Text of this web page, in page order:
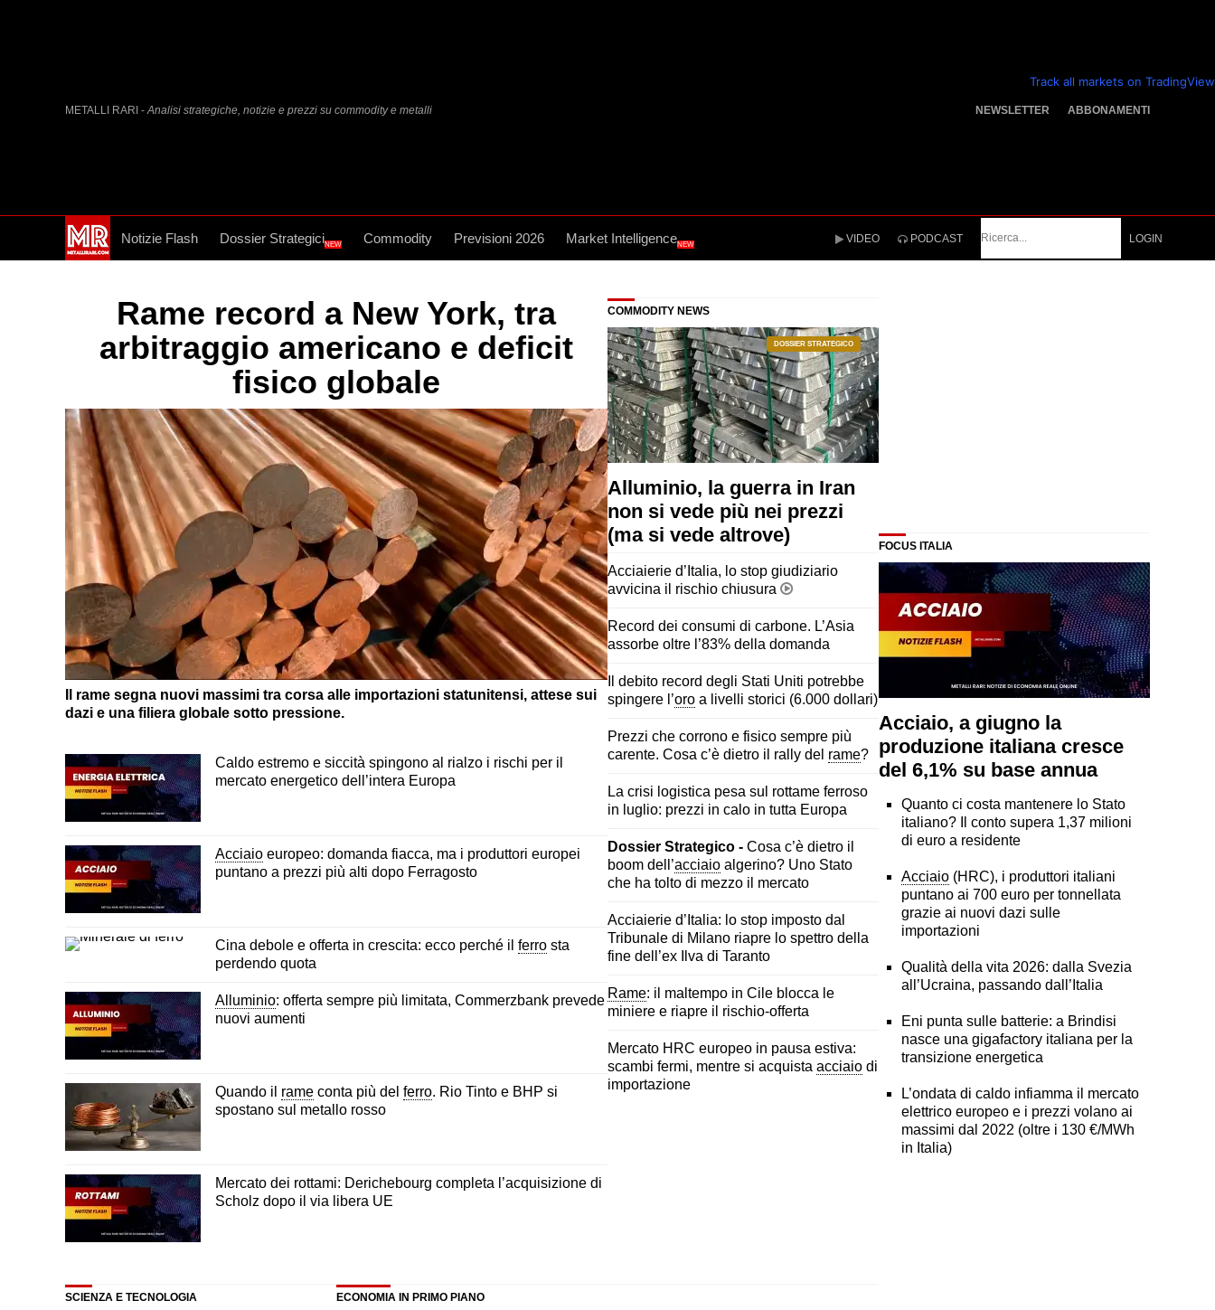
Track all markets on TradingView
METALLI RARI -Analisi strategiche, notizie e prezzi su commodity e metalli NEWSLETTER ABBONAMENTI
Notizie Flash Dossier StrategiciNEW Commodity Previsioni 2026 Market IntelligenceNEW VIDEO PODCAST
LOGIN
Rame record a New York, tra
arbitraggio americano e deficit
fisico globale
Il rame segna nuovi massimi tra corsa alle importazioni statunitensi, attese sui
dazi e una filiera globale sotto pressione.
Caldo estremo e siccità spingono al rialzo i rischi per il
mercato energetico dell’intera Europa
Acciaio europeo: domanda fiacca, ma i produttori europei
puntano a prezzi più alti dopo Ferragosto
Cina debole e offerta in crescita: ecco perché il ferro sta
perdendo quota
Alluminio: offerta sempre più limitata, Commerzbank prevede
nuovi aumenti
Quando il rame conta più del ferro. Rio Tinto e BHP si
spostano sul metallo rosso
Mercato dei rottami: Derichebourg completa l’acquisizione di
Scholz dopo il via libera UE
COMMODITY NEWS
DOSSIER STRATEGICO
Alluminio, la guerra in Iran
non si vede più nei prezzi
(ma si vede altrove)
Acciaierie d’Italia, lo stop giudiziario
avvicina il rischio chiusura
Record dei consumi di carbone. L’Asia
assorbe oltre l’83% della domanda
Il debito record degli Stati Uniti potrebbe
spingere l’oro a livelli storici (6.000 dollari)
Prezzi che corrono e fisico sempre più
carente. Cosa c’è dietro il rally del rame?
La crisi logistica pesa sul rottame ferroso
in luglio: prezzi in calo in tutta Europa
Dossier Strategico - Cosa c’è dietro il
boom dell’acciaio algerino? Uno Stato
che ha tolto di mezzo il mercato
Acciaierie d’Italia: lo stop imposto dal
Tribunale di Milano riapre lo spettro della
fine dell’ex Ilva di Taranto
Rame: il maltempo in Cile blocca le
miniere e riapre il rischio-offerta
Mercato HRC europeo in pausa estiva:
scambi fermi, mentre si acquista acciaio di
importazione
FOCUS ITALIA
Acciaio, a giugno la
produzione italiana cresce
del 6,1% su base annua
Quanto ci costa mantenere lo Stato
italiano? Il conto supera 1,37 milioni
di euro a residente
Acciaio (HRC), i produttori italiani
puntano ai 700 euro per tonnellata
grazie ai nuovi dazi sulle
importazioni
Qualità della vita 2026: dalla Svezia
all’Ucraina, passando dall’Italia
Eni punta sulle batterie: a Brindisi
nasce una gigafactory italiana per la
transizione energetica
L’ondata di caldo infiamma il mercato
elettrico europeo e i prezzi volano ai
massimi dal 2022 (oltre i 130 €/MWh
in Italia)
SCIENZA E TECNOLOGIA ECONOMIA IN PRIMO PIANO